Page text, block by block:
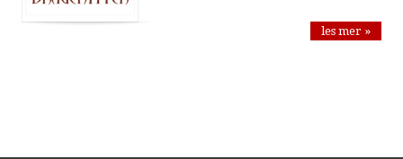
les mer »